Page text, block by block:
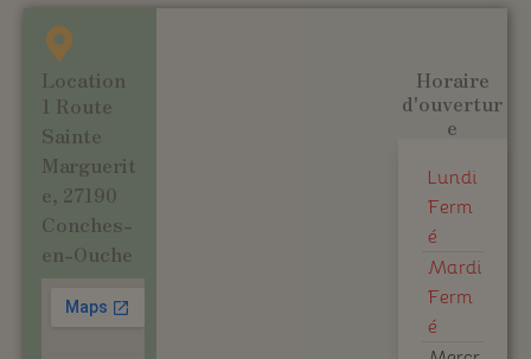
Location
1 Route
Sainte
Marguerit
e, 27190
Conches-
en-Ouche
Horaire
d'ouvertur
e
Lundi
Ferm
é
Mardi
Ferm
é